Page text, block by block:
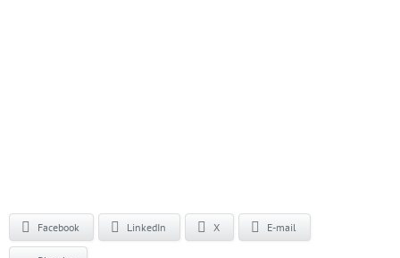
Facebook LinkedIn X E-mail